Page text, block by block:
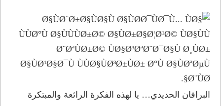
البرافان الحديدي… يا لهذه الفكرة الرائعة والمبتكرة